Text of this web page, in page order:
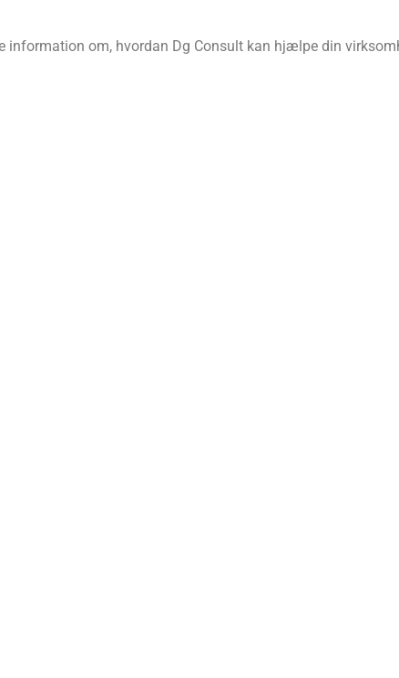
information om, hvordan Dg Consult kan hjælpe din